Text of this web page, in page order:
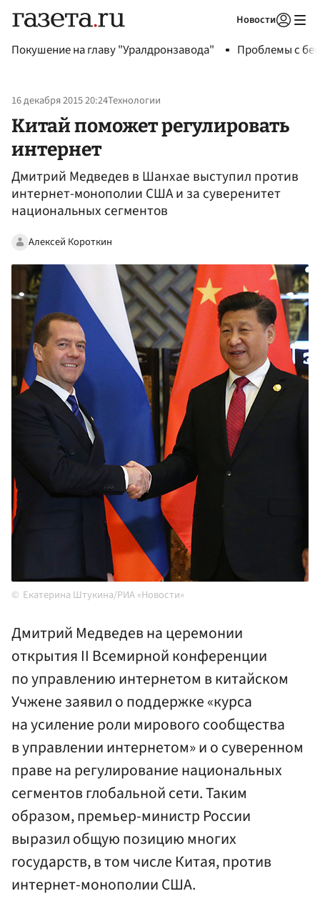
Новости
Покушение на главу "Уралдронзавода" Проблемы с
16 декабря 2015 20:24Технологии
Китай поможет регулировать
интернет
Дмитрий Медведев в Шанхае выступил против
интернет-монополии США и за суверенитет
национальных сегментов
Алексей Короткин
Екатерина Штукина/РИА «Новости»
Дмитрий Медведев на церемонии
открытия II Всемирной конференции
по управлению интернетом в китайском
Учжене заявил о поддержке «курса
на усиление роли мирового сообщества
в управлении интернетом» и о суверенном
праве на регулирование национальных
сегментов глобальной сети. Таким
образом, премьер-министр России
выразил общую позицию многих
государств, в том числе Китая, против
интернет-монополии США.